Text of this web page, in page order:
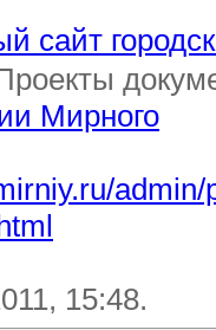
Мирного
15:48.